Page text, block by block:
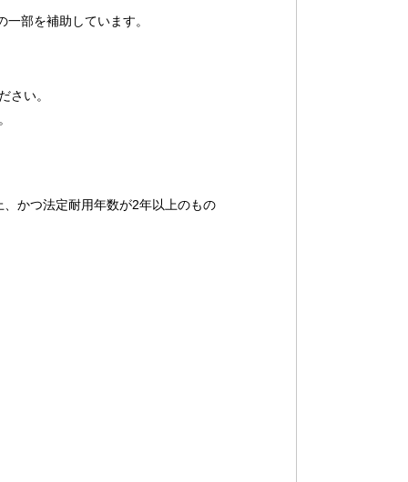
部を補助しています。
さい。
かつ法定耐用年数が2年以上のもの